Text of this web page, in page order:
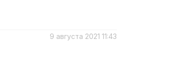
9 августа 2021 11:43